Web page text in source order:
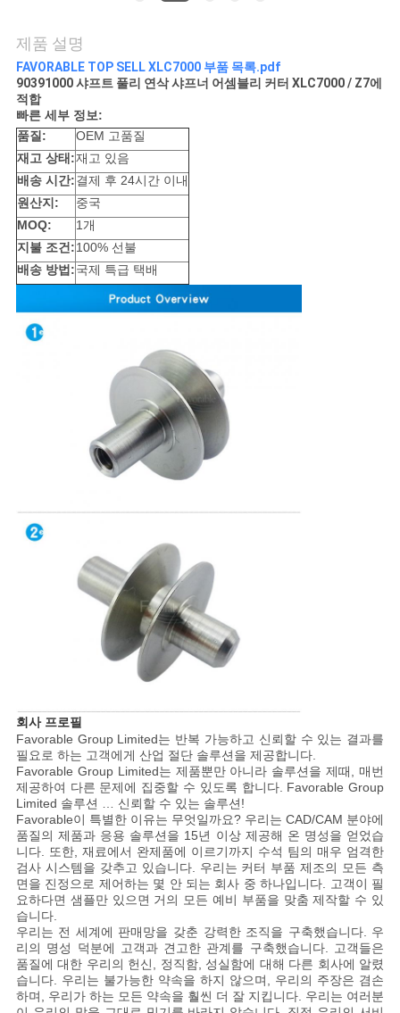
뉴
스
인
용
문
을
구
이
제품 설명
FAVORABLE TOP SELL XLC7000 부품 목록.pdf
90391000 샤프트 풀리 연삭 샤프너 어셈블리 커터 XLC7000 / Z7에
적합
빠른 세부 정보:
품질:
OEM 고품질
재고 상태:재고 있음
배송 시간:결제 후 24시간 이내
원산지:
중국
MOQ:
1개
지불 조건:100% 선불
배송 방법:국제 특급 택배
회사 프로필
Favorable Group Limited는 반복 가능하고 신뢰할 수 있는 결과를
필요로 하는 고객에게 산업 절단 솔루션을 제공합니다.
Favorable Group Limited는 제품뿐만 아니라 솔루션을 제때, 매번
제공하여 다른 문제에 집중할 수 있도록 합니다. Favorable Group
Limited 솔루션 … 신뢰할 수 있는 솔루션!
Favorable이 특별한 이유는 무엇일까요? 우리는 CAD/CAM 분야에
품질의 제품과 응용 솔루션을 15년 이상 제공해 온 명성을 얻었습
니다. 또한, 재료에서 완제품에 이르기까지 수석 팀의 매우 엄격한
검사 시스템을 갖추고 있습니다. 우리는 커터 부품 제조의 모든 측
면을 진정으로 제어하는 몇 안 되는 회사 중 하나입니다. 고객이 필
요하다면 샘플만 있으면 거의 모든 예비 부품을 맞춤 제작할 수 있
습니다.
우리는 전 세계에 판매망을 갖춘 강력한 조직을 구축했습니다. 우
리의 명성 덕분에 고객과 견고한 관계를 구축했습니다. 고객들은
품질에 대한 우리의 헌신, 정직함, 성실함에 대해 다른 회사에 알렸
습니다. 우리는 불가능한 약속을 하지 않으며, 우리의 주장은 겸손
하며, 우리가 하는 모든 약속을 훨씬 더 잘 지킵니다. 우리는 여러분